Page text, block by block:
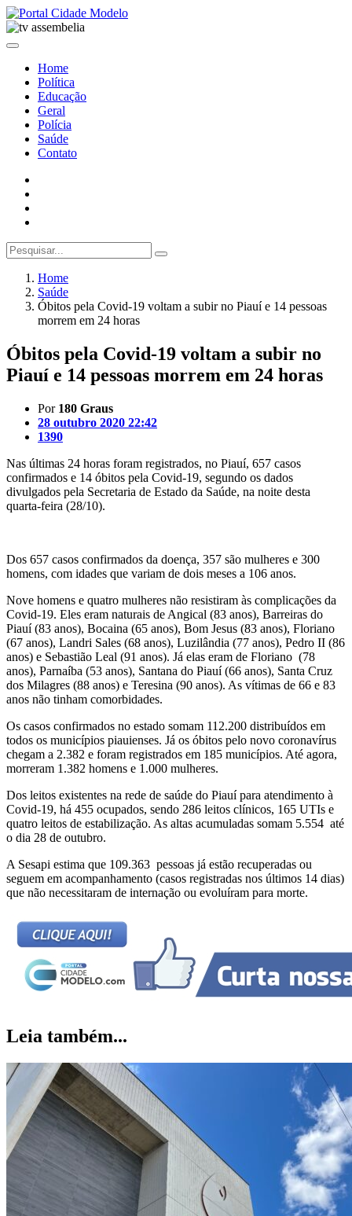
Home
Política
Educação
Geral
Polícia
Saúde
Contato
Home
Saúde
Óbitos pela Covid-19 voltam a subir no Piauí e 14 pessoas
morrem em 24 horas
Óbitos pela Covid-19 voltam a subir no
Piauí e 14 pessoas morrem em 24 horas
Por 180 Graus
28 outubro 2020 22:42
1390
Nas últimas 24 horas foram registrados, no Piauí, 657 casos
confirmados e 14 óbitos pela Covid-19, segundo os dados
divulgados pela Secretaria de Estado da Saúde, na noite desta
quarta-feira (28/10).
Dos 657 casos confirmados da doença, 357 são mulheres e 300
homens, com idades que variam de dois meses a 106 anos.
Nove homens e quatro mulheres não resistiram às complicações da
Covid-19. Eles eram naturais de Angical (83 anos), Barreiras do
Piauí (83 anos), Bocaina (65 anos), Bom Jesus (83 anos), Floriano
(67 anos), Landri Sales (68 anos), Luzilândia (77 anos), Pedro II (86
anos) e Sebastião Leal (91 anos). Já elas eram de Floriano (78
anos), Parnaíba (53 anos), Santana do Piauí (66 anos), Santa Cruz
dos Milagres (88 anos) e Teresina (90 anos). As vítimas de 66 e 83
anos não tinham comorbidades.
Os casos confirmados no estado somam 112.200 distribuídos em
todos os municípios piauienses. Já os óbitos pelo novo coronavírus
chegam a 2.382 e foram registrados em 185 municípios. Até agora,
morreram 1.382 homens e 1.000 mulheres.
Dos leitos existentes na rede de saúde do Piauí para atendimento à
Covid-19, há 455 ocupados, sendo 286 leitos clínicos, 165 UTIs e
quatro leitos de estabilização. As altas acumuladas somam 5.554 até
o dia 28 de outubro.
A Sesapi estima que 109.363 pessoas já estão recuperadas ou
seguem em acompanhamento (casos registradas nos últimos 14 dias)
que não necessitaram de internação ou evoluíram para morte.
Leia também...